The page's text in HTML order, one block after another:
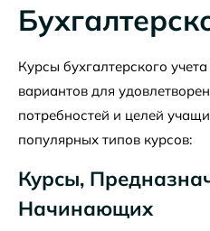
Курсы бухгалтерского
вариантов для
потребностей и целей
популярных типов курсов:
Курсы,
Начинающих